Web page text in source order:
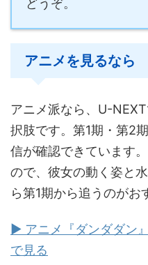
どうぞ。
アニメを見るなら
アニメ派なら、U-
択肢です。第1期・第2
信が確認できています
ので、彼女の動く姿と
ら第1期から追うのがお
▶ アニメ『ダンダダン
で見る